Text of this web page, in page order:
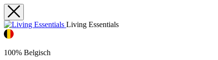
Living Essentials
100% Belgisch